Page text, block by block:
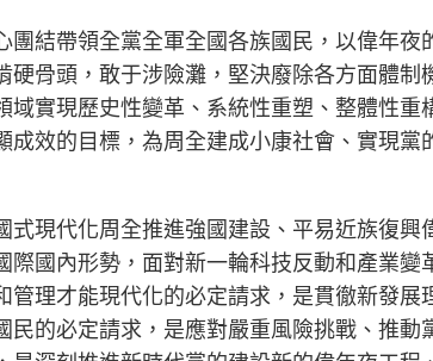
團結帶領全黨全軍全國各族國民，以偉年
硬骨頭，敢于涉險灘，堅決廢除各方面體
域實現歷史性變革、系統性重塑、整體性
成效的目標，為周全建成小康社會、實現
式現代化周全推進強國建設、平易近族復
際國內形勢，面對新一輪科技反動和產業
管理才能現代化的必定請求，是貫徹新發
民的必定請求，是應對嚴重風險挑戰、推